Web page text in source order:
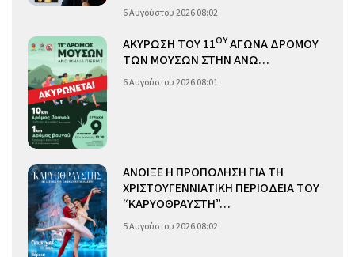
6 Αυγούστου 2026 08:02
ΑΚΥΡΩΣΗ ΤΟΥ 11ΟΥΑΓΩΝΑ ΔΡΟΜΟΥ
ΤΩΝ ΜΟΥΣΩΝ ΣΤΗΝ ΑΝΩ…
6 Αυγούστου 2026 08:01
ΑΝΟΙΞΕ Η ΠΡΟΠΩΛΗΣΗ ΓΙΑ ΤΗ
ΧΡΙΣΤΟΥΓΕΝΝΙΑΤΙΚΗ ΠΕΡΙΟΔΕΙΑ ΤΟΥ
“ΚΑΡΥΟΘΡΑΥΣΤΗ”…
5 Αυγούστου 2026 08:02